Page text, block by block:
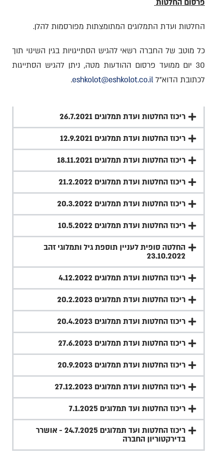
פרסום החלטות
החלטות ועדת התמלוגים המתומצתות מפורסמות להלן.
כל מוטב של החברה רשאי להגיש הסתייגויות בגין השינוי תוך
30 יום ממועד פרסום ההודעות מטה, ניתן להגיש הסתייגות
לכתובת הדוא"ל eshkolot@eshkolot.co.il
.
ריכוז החלטות ועדת תמלוגים 26.7.2021
ריכוז החלטות ועדת תמלוגים 12.9.2021
ריכוז החלטות ועדת תמלוגים 18.11.2021
ריכוז החלטות ועדת תמלוגים 21.2.2022
ריכוז החלטות ועדת תמלוגים 20.3.2022
ריכוז החלטות ועדת תמלוגים 10.5.2022
החלטה סופית לעניין תוספת גיל ותמלוגי זהב
23.10.2022
ריכוז החלטות ועדת תמלוגים 4.12.2022
ריכוז החלטות ועדת תמלוגים 20.2.2023
ריכוז החלטות ועדת תמלוגים 20.4.2023
ריכוז החלטות ועדת תמלוגים 27.6.2023
ריכוז החלטות ועדת תמלוגים 20.9.2023
ריכוז החלטות ועדת תמלוגים 27.12.2023
ריכוז החלטות ועד תמלוגים 7.1.2025
ריכוז החלטות ועד תמלוגים 24.7.2025 - אושרר
בדירקטוריון החברה